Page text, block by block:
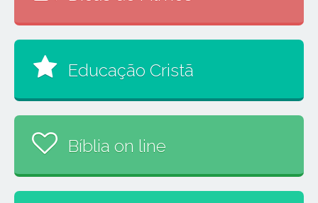
Educação Cristã
Bíblia on line